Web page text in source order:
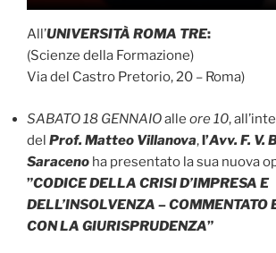
All’UNIVERSITÀ ROMA TRE:
(Scienze della Formazione)
Via del Castro Pretorio, 20 – Roma)
SABATO 18 GENNAIOalle ore 10,
del Prof. Matteo Villanova,l’Avv. F. V.
Saraceno ha presentato la sua nuova
”CODICE DELLA CRISI D’IMPRESA E
DELL’INSOLVENZA – COMMENTATO
CON LA GIURISPRUDENZA”